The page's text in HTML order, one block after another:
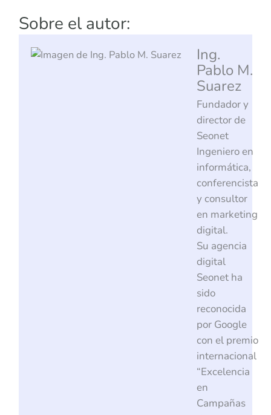
Sobre el autor:
Ing.
Pablo M.
Suarez
Fundador y
director de
Seonet
Ingeniero en
informática,
conferencista
y consultor
en marketing
digital.
Su agencia
digital
Seonet ha
sido
reconocida
por Google
con el premio
internacional
“Excelencia
en
Campañas